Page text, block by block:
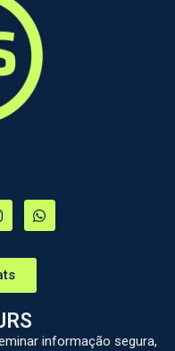
informação segura,